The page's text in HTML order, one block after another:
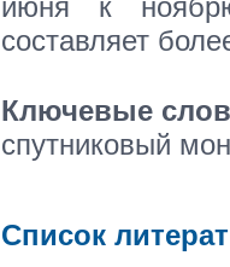
июня к
составляет
Ключевые
спутниковый
Список